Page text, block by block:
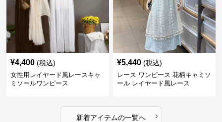
¥4,400 (税込)
女性用レイヤード風レースキャ
ミソールワンピース
¥5,440 (税込)
レース ワンピース 花柄キャミソ
ール レイヤード風レース
新着アイテムの一覧へ ›